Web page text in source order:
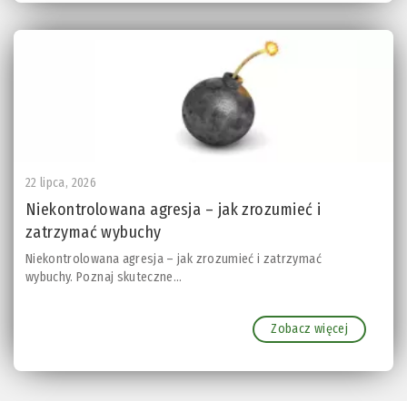
22 lipca, 2026
Niekontrolowana agresja – jak zrozumieć i
zatrzymać wybuchy
Niekontrolowana agresja – jak zrozumieć i zatrzymać
wybuchy. Poznaj skuteczne...
Zobacz więcej